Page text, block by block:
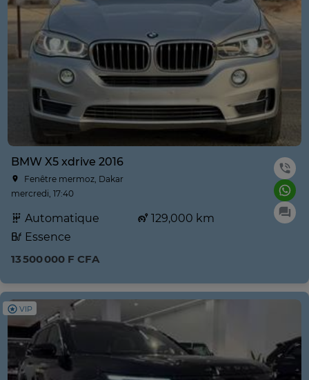
BMW X5 xdrive 2016
Fenêtre mermoz, Dakar
mercredi, 17:40
Automatique
129,000 km
Essence
13 500 000 F CFA
VIP